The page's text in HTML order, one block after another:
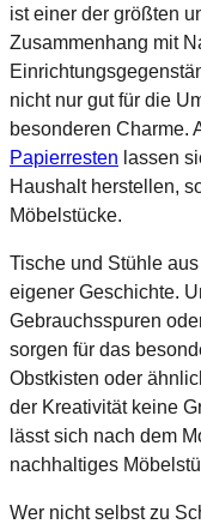
ist einer der größten
Zusammenhang mit
nicht nur gut für die
besonderen Charme.
Papierresten lassen
Haushalt herstellen,
Möbelstücke.
Tische und Stühle
eigener Geschichte.
Gebrauchsspuren
sorgen für das
Obstkisten oder
der Kreativität keine
lässt sich nach dem
nachhaltiges
Wer nicht selbst zu